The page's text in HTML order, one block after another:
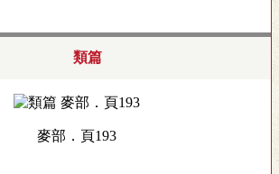
類篇
麥部．頁193